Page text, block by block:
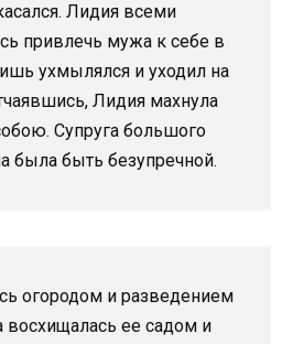
Лидия всеми
привлечь мужа к себе в
ухмылялся и уходил на
Лидия махнула
Супруга большого
была быть безупречной.
огородом и разведением
восхищалась ее садом и